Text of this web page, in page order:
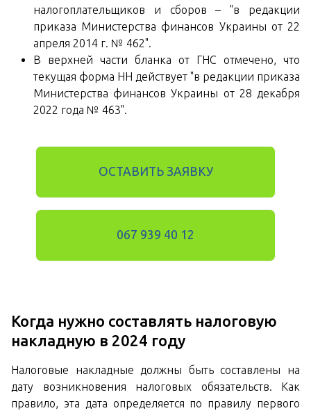
налогоплательщиков и сборов – "в редакции
приказа Министерства финансов Украины от 22
апреля 2014 г. № 462".
В верхней части бланка от ГНС отмечено, что
текущая форма НН действует "в редакции приказа
Министерства финансов Украины от 28 декабря
2022 года № 463".
ОСТАВИТЬ ЗАЯВКУ
067 939 40 12
Когда нужно составлять налоговую
накладную в 2024 году
Налоговые накладные должны быть составлены на
дату возникновения налоговых обязательств. Как
правило, эта дата определяется по правилу первого